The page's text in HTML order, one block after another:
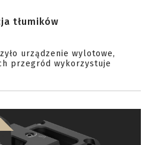
tłumików
urządzenie wylotowe,
przegród wykorzystuje